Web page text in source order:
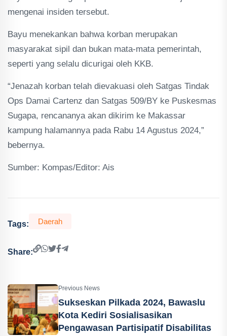
mengenai insiden tersebut.
Bayu menekankan bahwa korban merupakan
masyarakat sipil dan bukan mata-mata pemerintah,
seperti yang selalu dicurigai oleh KKB.
“Jenazah korban telah dievakuasi oleh Satgas Tindak
Ops Damai Cartenz dan Satgas 509/BY ke Puskesmas
Sugapa, rencananya akan dikirim ke Makassar
kampung halamannya pada Rabu 14 Agustus 2024,”
bebernya.
Sumber: Kompas/Editor: Ais
Tags: Daerah
Share:
Previous News
Sukseskan Pilkada 2024, Bawaslu
Kota Kediri Sosialisasikan
Pengawasan Partisipatif Disabilitas